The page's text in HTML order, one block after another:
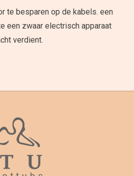
te besparen op de kabels. een
een zwaar electrisch apparaat
verdient.